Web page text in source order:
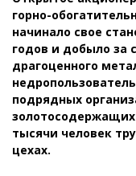
горно-
начинало свое
годов и добыло за
драгоценного
подрядных
тысячи человек
цехах.